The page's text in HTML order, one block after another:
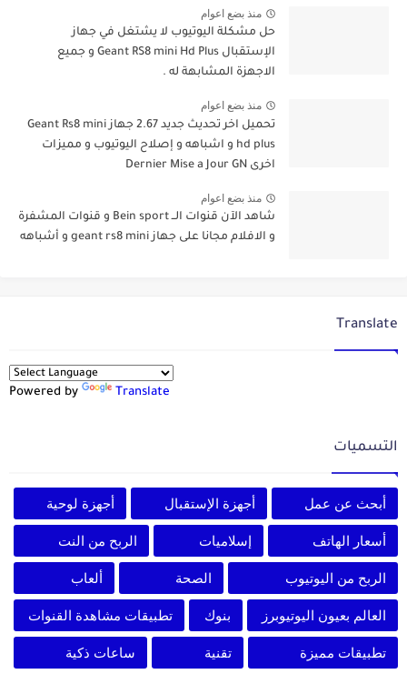
منذ بضع اعوام
حل مشكلة اليوتيوب لا يشتغل في جهاز
الإستقبال Geant RS8 mini Hd Plus و جميع
الاجهزة المشابهة له .
منذ بضع اعوام
تحميل اخر تحديث جديد 2.67 جهاز Geant Rs8 mini
hd plus و اشباهه و إصلاح اليوتيوب و مميزات
اخرى Dernier Mise a Jour GN
منذ بضع اعوام
شاهد الآن قنوات الــ Bein sport و قنوات المشفرة
و الافلام مجانا على جهاز geant rs8 mini و أشباهه
Translate
Powered by Translate
التسميات
أبحث عن عمل أجهزة الإستقبال أجهزة لوحية
أسعار الهاتف إسلاميات الربح من النت
الربح من اليوتيوب الصحة ألعاب
العالم بعيون اليوتيوبرز بنوك تطبيقات مشاهدة القنوات
تطبيقات مميزة تقنية ساعات ذكية